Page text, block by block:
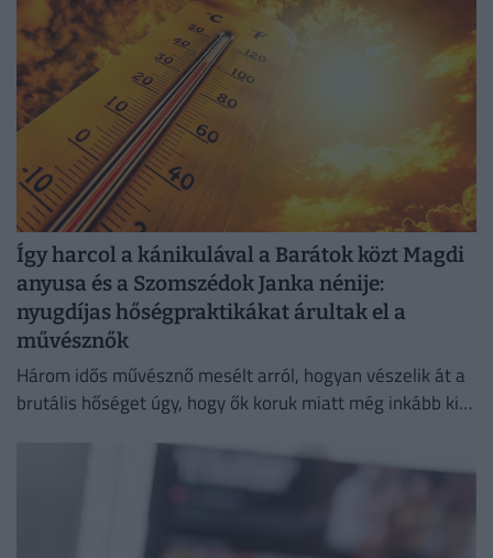
Így harcol a kánikulával a Barátok közt Magdi
anyusa és a Szomszédok Janka nénije:
nyugdíjas hőségpraktikákat árultak el a
művésznők
Három idős művésznő mesélt arról, hogyan vészelik át a
brutális hőséget úgy, hogy ők koruk miatt még inkább ki